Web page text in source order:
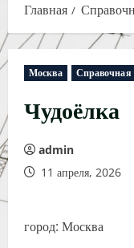
Главная
Москва Справочная
Чудоёлка
admin
11 апреля, 2026
город: Москва